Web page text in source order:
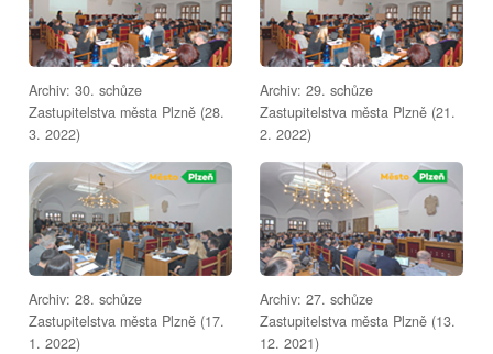
Archiv: 30. schůze
Zastupitelstva města Plzně (28.
3. 2022)
Archiv: 29. schůze
Zastupitelstva města Plzně (21.
2. 2022)
Archiv: 28. schůze
Zastupitelstva města Plzně (17.
1. 2022)
Archiv: 27. schůze
Zastupitelstva města Plzně (13.
12. 2021)